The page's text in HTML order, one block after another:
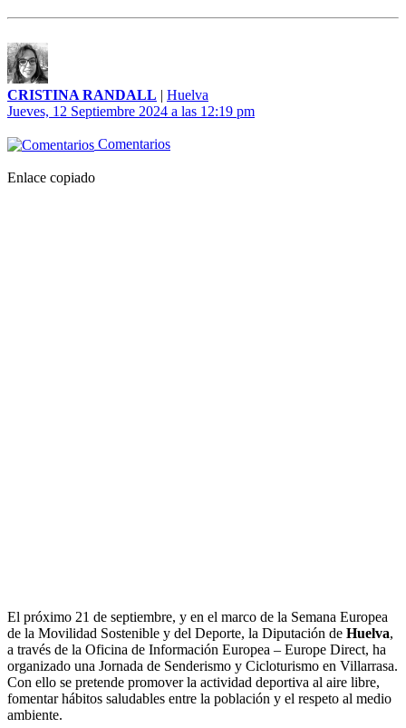
CRISTINA RANDALL | Huelva
Jueves, 12 Septiembre 2024 a las 12:19 pm
Comentarios
Enlace copiado
El próximo 21 de septiembre, y en el marco de la Semana Europea
de la Movilidad Sostenible y del Deporte, la Diputación de Huelva,
a través de la Oficina de Información Europea – Europe Direct, ha
organizado una Jornada de Senderismo y Cicloturismo en Villarrasa.
Con ello se pretende promover la actividad deportiva al aire libre,
fomentar hábitos saludables entre la población y el respeto al medio
ambiente.